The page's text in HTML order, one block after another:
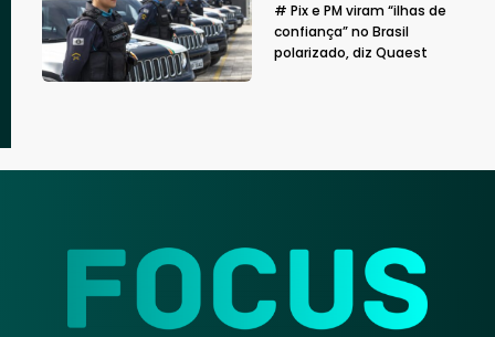
# Pix e PM viram “ilhas de
confiança” no Brasil
polarizado, diz Quaest